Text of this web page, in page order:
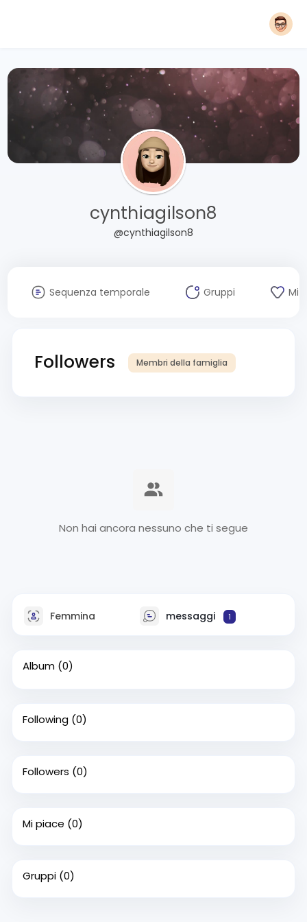
cynthiagilson8
@cynthiagilson8
Sequenza temporale Gruppi Mi
Followers Membri della famiglia
Non hai ancora nessuno che ti segue
Femmina messaggi 1
Album (0)
Following (0)
Followers (0)
Mi piace (0)
Gruppi (0)